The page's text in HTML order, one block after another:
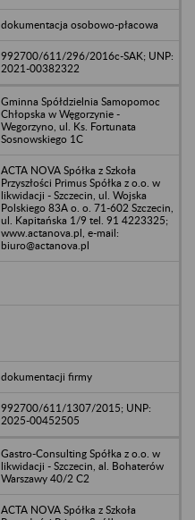
dokumentacja osobowo-płacowa
992700/611/296/2016c-SAK; UNP:
2021-00382322
Gminna Spółdzielnia Samopomoc
Chłopska w Węgorzynie -
Wegorzyno, ul. Ks. Fortunata
Sosnowskiego 1C
ACTA NOVA Spółka z Szkoła
Przyszłości Primus Spółka z o.o. w
likwidacji - Szczecin, ul. Wojska
Polskiego 83A o. o. 71-602 Szczecin,
ul. Kapitańska 1/9 tel. 91 4223325;
www.actanova.pl, e-mail:
biuro@actanova.pl
dokumentacji firmy
992700/611/1307/2015; UNP:
2025-00452505
Gastro-Consulting Spółka z o.o. w
likwidacji - Szczecin, al. Bohaterów
Warszawy 40/2 C2
ACTA NOVA Spółka z Szkoła